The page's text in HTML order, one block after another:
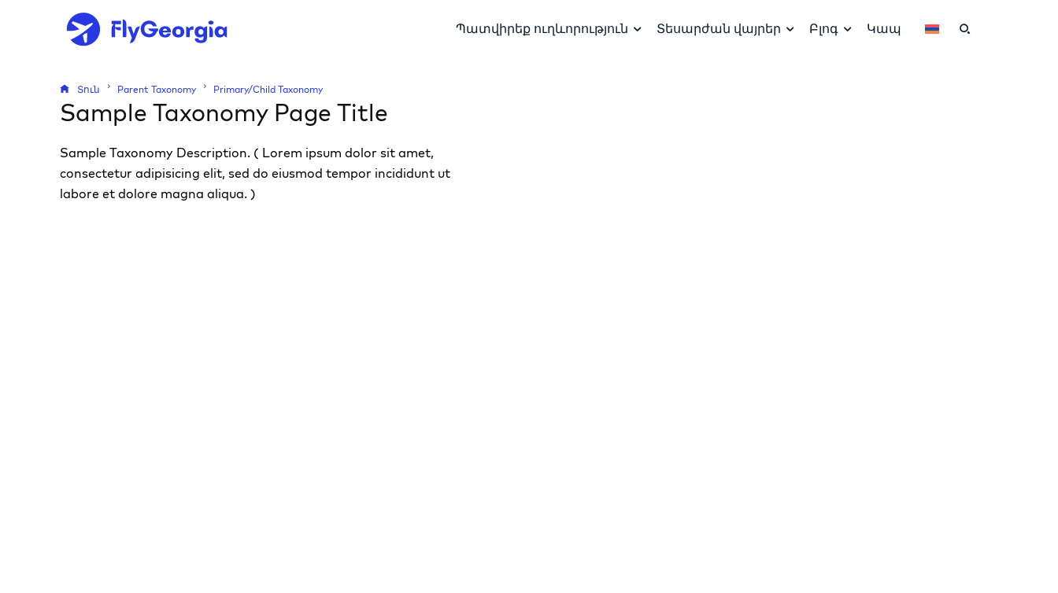
Պատվիրեք ուղևորություն Տեսարժան վայրեր Բլոգ Կապ
Տուն Parent Taxonomy Primary/Child Taxonomy
Sample Taxonomy Page Title
Sample Taxonomy Description. ( Lorem ipsum dolor sit amet,
consectetur adipisicing elit, sed do eiusmod tempor incididunt ut
labore et dolore magna aliqua. )